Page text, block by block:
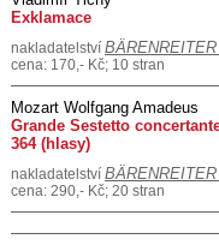
Exklamace
nakladatelství
cena: 170,- Kč; 10 stran
Mozart Wolfgang Amadeus
Grande Sestetto
364 (hlasy)
nakladatelství
cena: 290,- Kč; 20 stran